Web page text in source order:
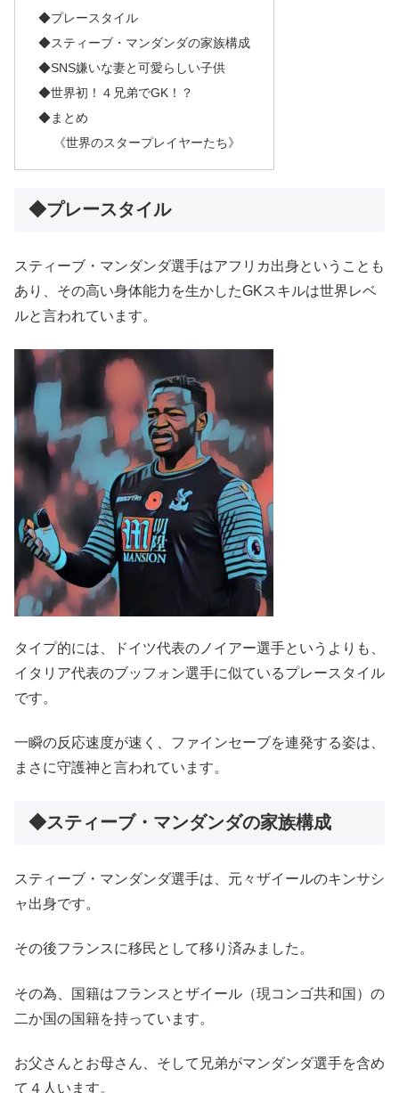
◆プレースタイル
◆スティーブ・マンダンダの家族構成
◆SNS嫌いな妻と可愛らしい子供
◆世界初！４兄弟でGK！？
◆まとめ
《世界のスタープレイヤーたち》
◆プレースタイル
スティーブ・マンダンダ選手はアフリカ出身ということも
あり、その高い身体能力を生かしたGKスキルは世界レベ
ルと言われています。
タイプ的には、ドイツ代表のノイアー選手というよりも、
イタリア代表のブッフォン選手に似ているプレースタイル
です。
一瞬の反応速度が速く、ファインセーブを連発する姿は、
まさに守護神と言われています。
◆スティーブ・マンダンダの家族構成
スティーブ・マンダンダ選手は、元々ザイールのキンサシ
ャ出身です。
その後フランスに移民として移り済みました。
その為、国籍はフランスとザイール（現コンゴ共和国）の
二か国の国籍を持っています。
お父さんとお母さん、そして兄弟がマンダンダ選手を含め
て４人います。